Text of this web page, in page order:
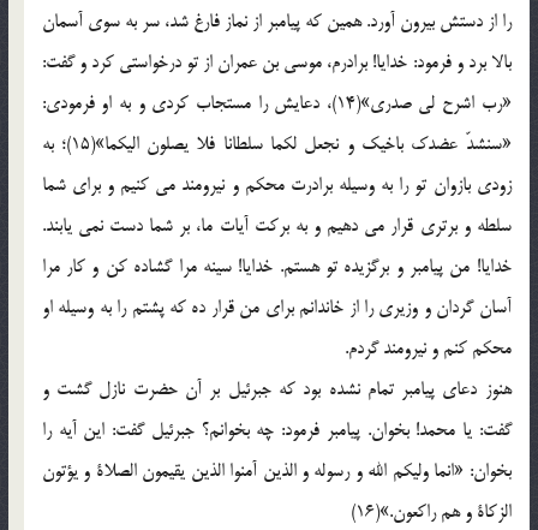
را از دستش بیرون آورد. همین که پیامبر از نماز فارغ شد، سر به سوی آسمان
بالا برد و فرمود: خدایا! برادرم، موسی بن عمران از تو درخواستی کرد و گفت:
«رب اشرح لی صدری»(14)، دعایش را مستجاب کردی و به او فرمودی:
«سنشدّ عضدک باخیک و نجعل لکما سلطانا فلا یصلون الیکما»(15)؛ به
زودی بازوان تو را به وسیله برادرت محکم و نیرومند می کنیم و برای شما
سلطه و برتری قرار می دهیم و به برکت آیات ما، بر شما دست نمی یابند.
خدایا! من پیامبر و برگزیده تو هستم. خدایا! سینه مرا گشاده کن و کار مرا
آسان گردان و وزیری را از خاندانم برای من قرار ده که پشتم را به وسیله او
محکم کنم و نیرومند گردم.
هنوز دعای پیامبر تمام نشده بود که جبرئیل بر آن حضرت نازل گشت و
گفت: یا محمد! بخوان. پیامبر فرمود: چه بخوانم؟ جبرئیل گفت: این آیه را
بخوان: «انما ولیکم الله و رسوله و الذین آمنوا الذین یقیمون الصلاة و یؤتون
الزکاة و هم راکعون.»(16)